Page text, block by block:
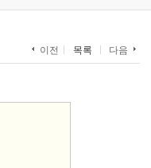
이전 목록 다음